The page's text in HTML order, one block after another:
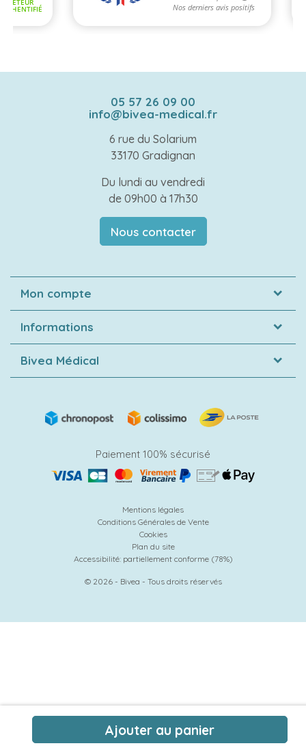
Ajouter au panier
05 57 26 09 00
info@bivea-medical.fr
6 rue du Solarium
33170 Gradignan
Du lundi au vendredi
de 09h00 à 17h30
Nous contacter
Mon compte
Informations
Bivea Médical
Paiement 100% sécurisé
Mentions légales
Conditions Générales de Vente
Cookies
Plan du site
Accessibilité: partiellement conforme (78%)
© 2026 - Bivea - Tous droits réservés